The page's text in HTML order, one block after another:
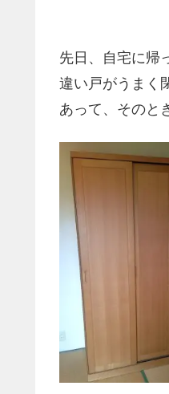
先日、自宅に帰
違い戸がうまく
あって、そのと